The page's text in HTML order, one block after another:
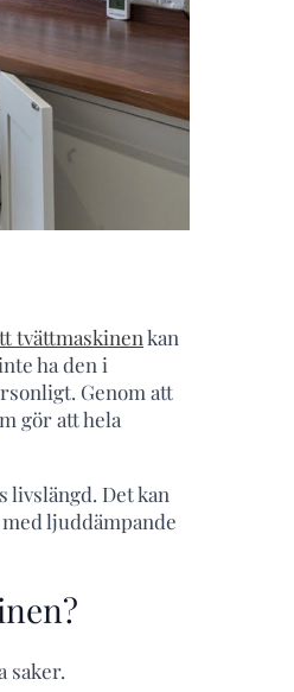
tvättmaskinenkan
ha den i
Genom att
gör att hela
Det kan
ljuddämpande
saker.